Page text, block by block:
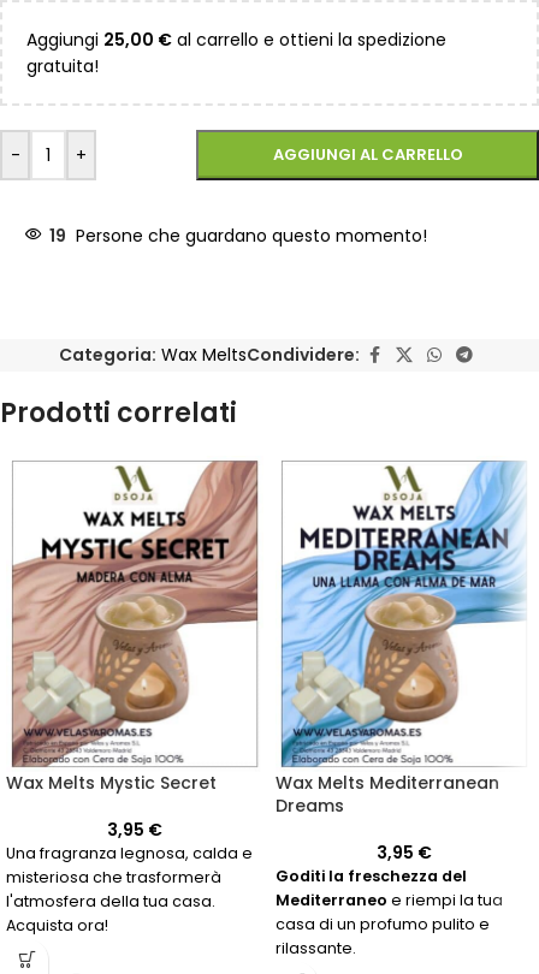
Aggiungi 25,00 € al carrello e ottieni la spedizione
gratuita!
- + AGGIUNGI AL CARRELLO
19 Persone che guardano questo momento!
Categoria: Wax MeltsCondividere:
Prodotti correlati
Wax Melts Mystic Secret
3,95 €
Una fragranza legnosa, calda e
misteriosa che trasformerà
l'atmosfera della tua casa.
Acquista ora!
Wax Melts Mediterranean
Dreams
3,95 €
Goditi la freschezza del
Mediterraneo e riempi la tua
casa di un profumo pulito e
rilassante.